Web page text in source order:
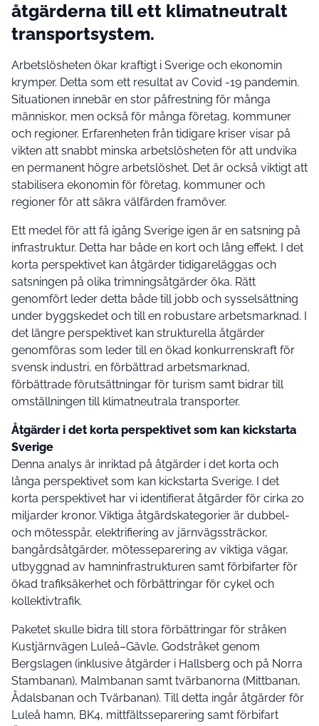
åtgärderna till ett klimatneutralt
transportsystem.
Arbetslösheten ökar kraftigt i Sverige och ekonomin
krymper. Detta som ett resultat av Covid -19 pandemin.
Situationen innebär en stor påfrestning för många
människor, men också för många företag, kommuner
och regioner. Erfarenheten från tidigare kriser visar på
vikten att snabbt minska arbetslösheten för att undvika
en permanent högre arbetslöshet. Det är också viktigt att
stabilisera ekonomin för företag, kommuner och
regioner för att säkra välfärden framöver.
Ett medel för att få igång Sverige igen är en satsning på
infrastruktur. Detta har både en kort och lång effekt. I det
korta perspektivet kan åtgärder tidigareläggas och
satsningen på olika trimningsåtgärder öka. Rätt
genomfört leder detta både till jobb och sysselsättning
under byggskedet och till en robustare arbetsmarknad. I
det längre perspektivet kan strukturella åtgärder
genomföras som leder till en ökad konkurrenskraft för
svensk industri, en förbättrad arbetsmarknad,
förbättrade förutsättningar för turism samt bidrar till
omställningen till klimatneutrala transporter.
Åtgärder i det korta perspektivet som kan kickstarta
Sverige
Denna analys är inriktad på åtgärder i det korta och
långa perspektivet som kan kickstarta Sverige. I det
korta perspektivet har vi identifierat åtgärder för cirka 20
miljarder kronor. Viktiga åtgärdskategorier är dubbel-
och mötesspår, elektrifiering av järnvägssträckor,
bangårdsåtgärder, mötesseparering av viktiga vägar,
utbyggnad av hamninfrastrukturen samt förbifarter för
ökad trafiksäkerhet och förbättringar för cykel och
kollektivtrafik.
Paketet skulle bidra till stora förbättringar för stråken
Kustjärnvägen Luleå–Gävle, Godstråket genom
Bergslagen (inklusive åtgärder i Hallsberg och på Norra
Stambanan), Malmbanan samt tvärbanorna (Mittbanan,
Ådalsbanan och Tvärbanan). Till detta ingår åtgärder för
Luleå hamn, BK4, mittfältsseparering samt förbifart